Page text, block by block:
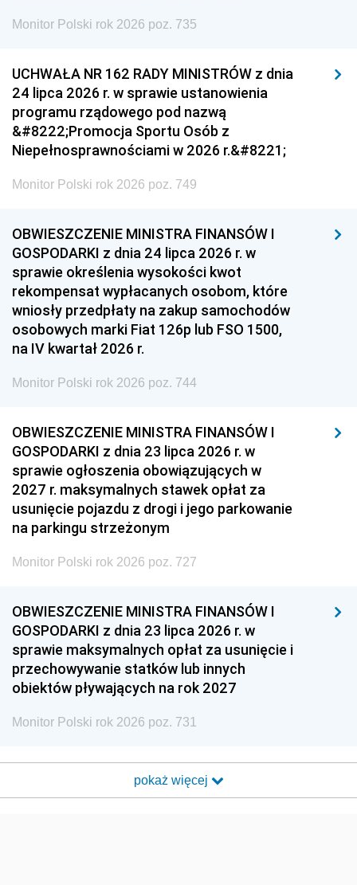
Monitor Polski rok 2026 poz. 735
UCHWAŁA NR 162 RADY MINISTRÓW z dnia
24 lipca 2026 r. w sprawie ustanowienia
programu rządowego pod nazwą
&#8222;Promocja Sportu Osób z
Niepełnosprawnościami w 2026 r.&#8221;
Monitor Polski rok 2026 poz. 749
OBWIESZCZENIE MINISTRA FINANSÓW I
GOSPODARKI z dnia 24 lipca 2026 r. w
sprawie określenia wysokości kwot
rekompensat wypłacanych osobom, które
wniosły przedpłaty na zakup samochodów
osobowych marki Fiat 126p lub FSO 1500,
na IV kwartał 2026 r.
Monitor Polski rok 2026 poz. 744
OBWIESZCZENIE MINISTRA FINANSÓW I
GOSPODARKI z dnia 23 lipca 2026 r. w
sprawie ogłoszenia obowiązujących w
2027 r. maksymalnych stawek opłat za
usunięcie pojazdu z drogi i jego parkowanie
na parkingu strzeżonym
Monitor Polski rok 2026 poz. 727
OBWIESZCZENIE MINISTRA FINANSÓW I
GOSPODARKI z dnia 23 lipca 2026 r. w
sprawie maksymalnych opłat za usunięcie i
przechowywanie statków lub innych
obiektów pływających na rok 2027
Monitor Polski rok 2026 poz. 731
pokaż więcej